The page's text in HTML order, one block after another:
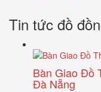
Tin tức đồ
Bàn Giao Đồ
Đà Nẵng